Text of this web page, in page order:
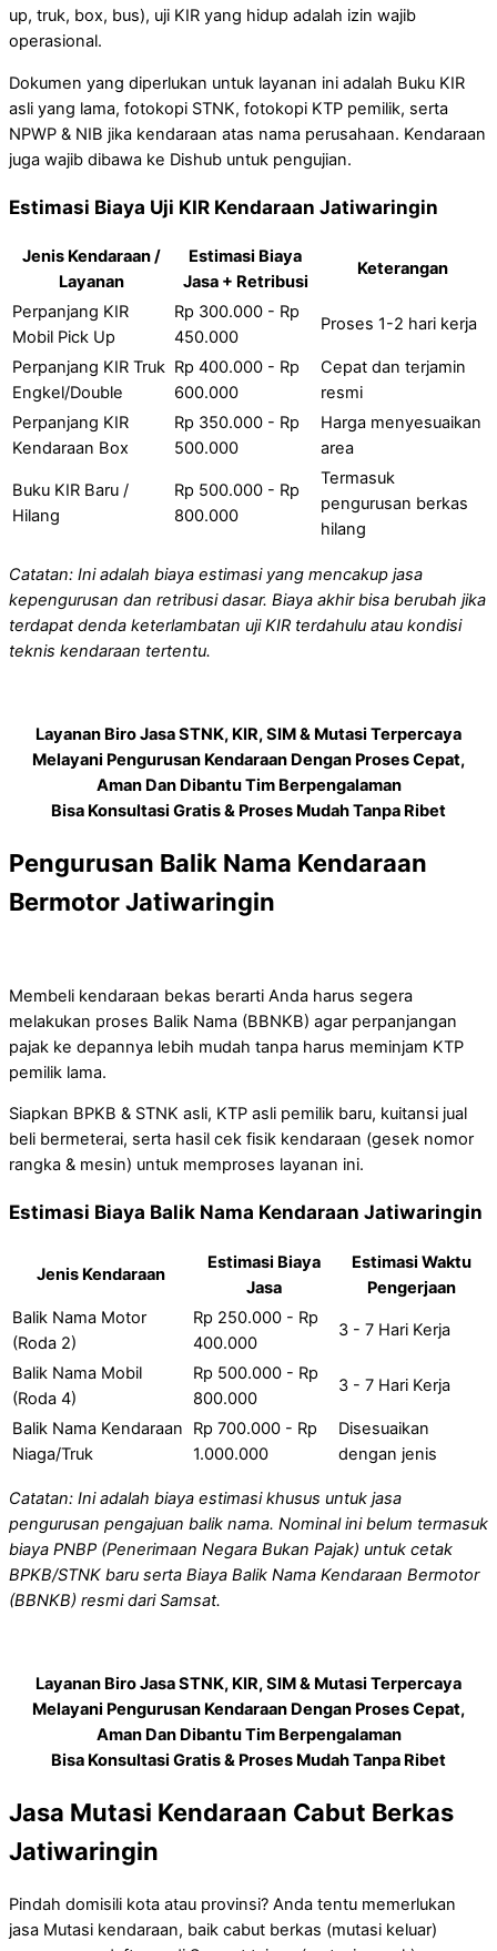
up, truk, box, bus), uji KIR yang hidup adalah izin wajib
operasional.
Dokumen yang diperlukan untuk layanan ini adalah Buku KIR
asli yang lama, fotokopi STNK, fotokopi KTP pemilik, serta
NPWP & NIB jika kendaraan atas nama perusahaan. Kendaraan
juga wajib dibawa ke Dishub untuk pengujian.
Estimasi Biaya Uji KIR Kendaraan Jatiwaringin
Jenis Kendaraan /
Layanan
Estimasi Biaya
Jasa + Retribusi
Keterangan
Perpanjang KIR
Mobil Pick Up
Rp 300.000 - Rp
450.000
Proses 1-2 hari kerja
Perpanjang KIR Truk
Engkel/Double
Rp 400.000 - Rp
600.000
Cepat dan terjamin
resmi
Perpanjang KIR
Kendaraan Box
Rp 350.000 - Rp
500.000
Harga menyesuaikan
area
Buku KIR Baru /
Hilang
Rp 500.000 - Rp
800.000
Termasuk
pengurusan berkas
hilang
Catatan: Ini adalah biaya estimasi yang mencakup jasa
kepengurusan dan retribusi dasar. Biaya akhir bisa berubah jika
terdapat denda keterlambatan uji KIR terdahulu atau kondisi
teknis kendaraan tertentu.
Layanan Biro Jasa STNK, KIR, SIM & Mutasi Terpercaya
Melayani Pengurusan Kendaraan Dengan Proses Cepat,
Aman Dan Dibantu Tim Berpengalaman
Bisa Konsultasi Gratis & Proses Mudah Tanpa Ribet
Pengurusan Balik Nama Kendaraan
Bermotor Jatiwaringin
Membeli kendaraan bekas berarti Anda harus segera
melakukan proses Balik Nama (BBNKB) agar perpanjangan
pajak ke depannya lebih mudah tanpa harus meminjam KTP
pemilik lama.
Siapkan BPKB & STNK asli, KTP asli pemilik baru, kuitansi jual
beli bermeterai, serta hasil cek fisik kendaraan (gesek nomor
rangka & mesin) untuk memproses layanan ini.
Estimasi Biaya Balik Nama Kendaraan Jatiwaringin
Jenis Kendaraan
Estimasi Biaya
Jasa
Estimasi Waktu
Pengerjaan
Balik Nama Motor
(Roda 2)
Rp 250.000 - Rp
400.000
3 - 7 Hari Kerja
Balik Nama Mobil
(Roda 4)
Rp 500.000 - Rp
800.000
3 - 7 Hari Kerja
Balik Nama Kendaraan
Niaga/Truk
Rp 700.000 - Rp
1.000.000
Disesuaikan
dengan jenis
Catatan: Ini adalah biaya estimasi khusus untuk jasa
pengurusan pengajuan balik nama. Nominal ini belum termasuk
biaya PNBP (Penerimaan Negara Bukan Pajak) untuk cetak
BPKB/STNK baru serta Biaya Balik Nama Kendaraan Bermotor
(BBNKB) resmi dari Samsat.
Layanan Biro Jasa STNK, KIR, SIM & Mutasi Terpercaya
Melayani Pengurusan Kendaraan Dengan Proses Cepat,
Aman Dan Dibantu Tim Berpengalaman
Bisa Konsultasi Gratis & Proses Mudah Tanpa Ribet
Jasa Mutasi Kendaraan Cabut Berkas
Jatiwaringin
Pindah domisili kota atau provinsi? Anda tentu memerlukan
jasa Mutasi kendaraan, baik cabut berkas (mutasi keluar)